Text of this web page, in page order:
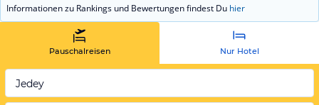
Informationen zu Rankings und Bewertungen findest Du hier
Pauschalreisen Nur Hotel
Jedey